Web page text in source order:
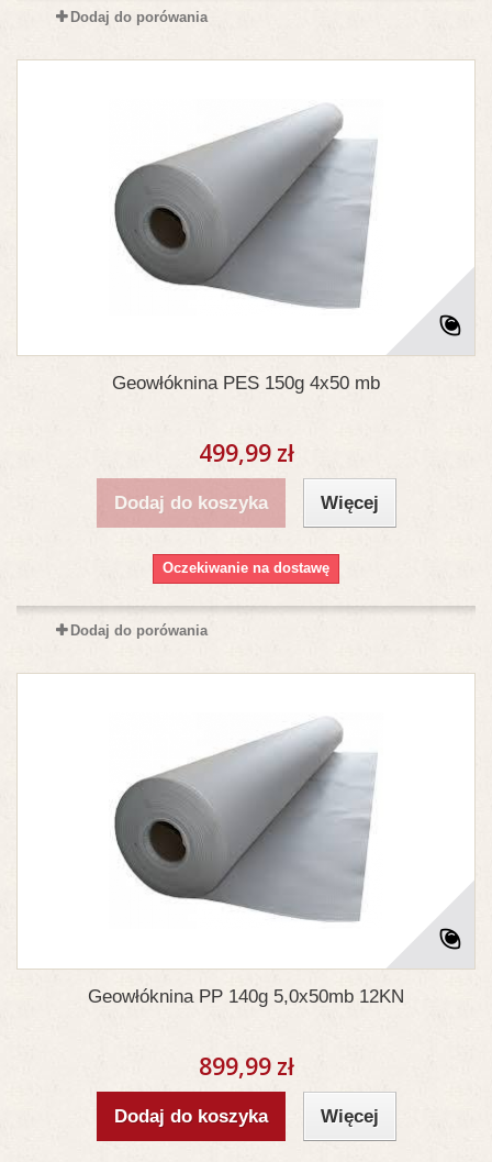
Dodaj do porówania
Geowłóknina PES 150g 4x50 mb
499,99 zł
Dodaj do koszyka Więcej
Oczekiwanie na dostawę
Dodaj do porówania
Geowłóknina PP 140g 5,0x50mb 12KN
899,99 zł
Dodaj do koszyka Więcej